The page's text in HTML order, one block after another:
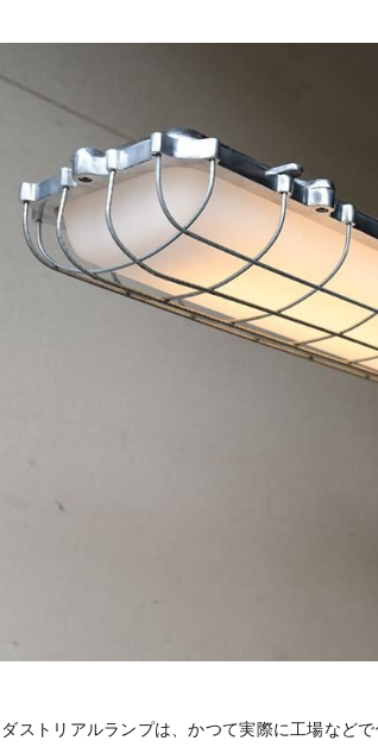
ストリアルランプは、かつて実際に工場など